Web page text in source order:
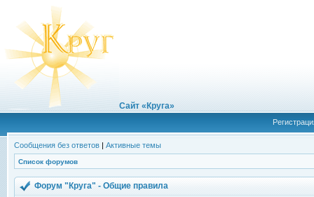
Сайт «Круга»
Сообщения без ответов | Активные темы
Список форумов
Форум "Круга" - Общие правила